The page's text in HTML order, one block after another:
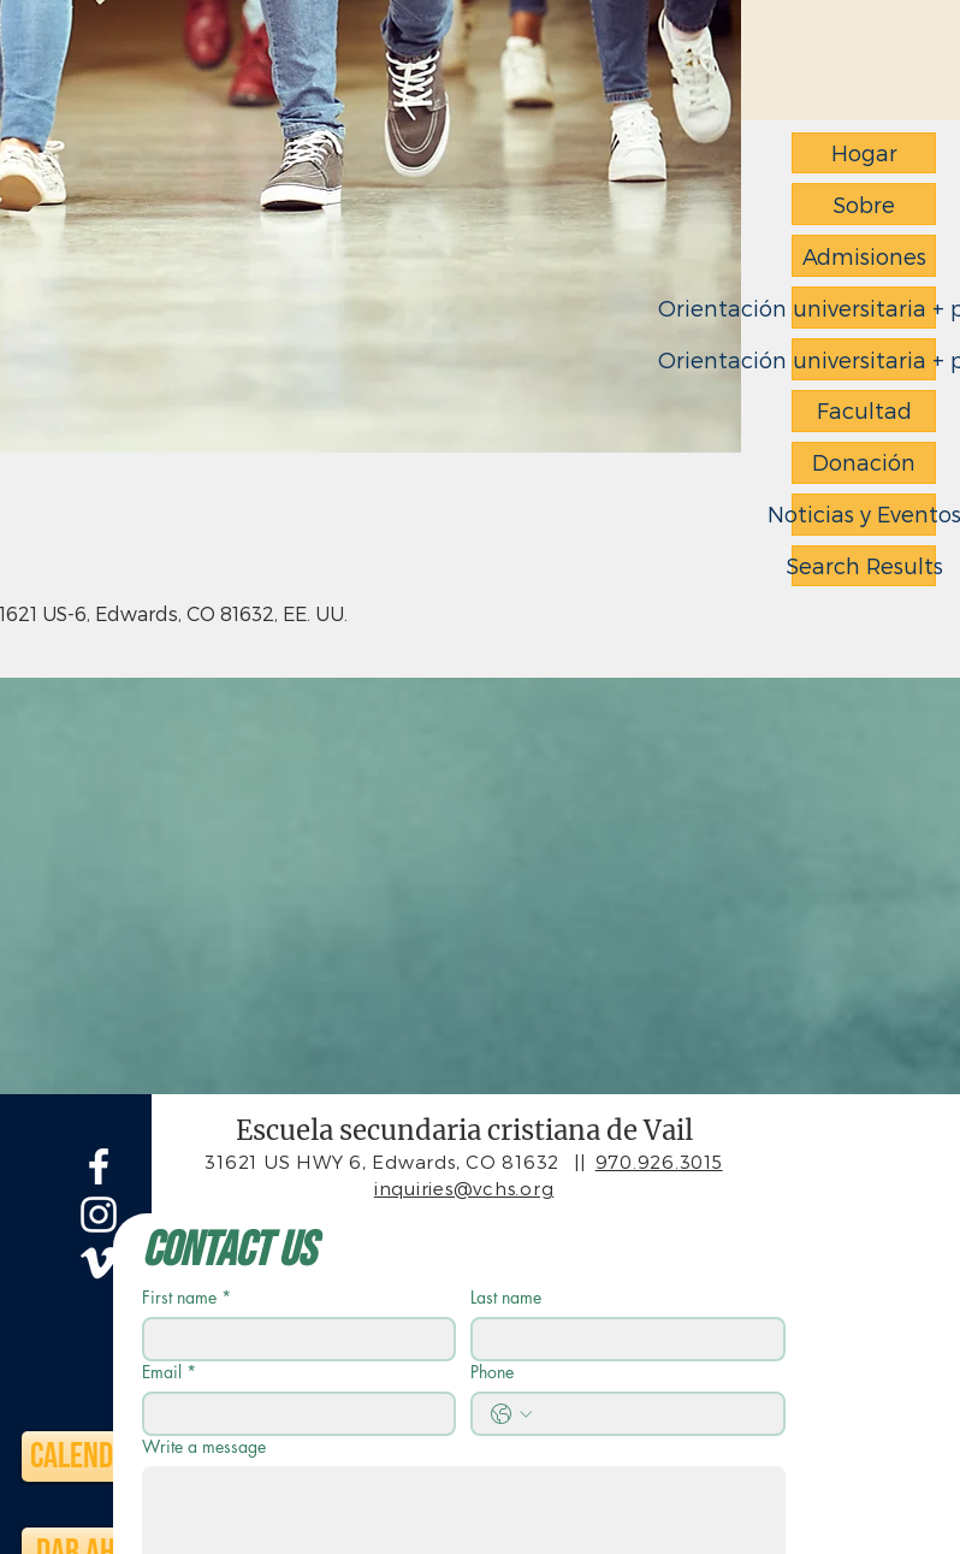
Hogar
Sobre
Admisiones
Orientación universitaria +
Orientación universitaria +
Facultad
Donación
Noticias y Eventos
Search Results
US-6, Edwards, CO 81632, EE. UU.
Calendario
Escuela secundaria cristiana de Vail
31621 US HWY 6, Edwards, CO 81632 || 970.926.3015
inquiries@vchs.org
Contact Us
First name * Last name
Email * Phone
Write a message